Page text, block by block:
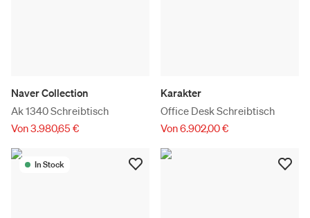
Naver Collection
Ak 1340 Schreibtisch
Von 3.980,65 €
Karakter
Office Desk Schreibtisch
Von 6.902,00 €
In Stock